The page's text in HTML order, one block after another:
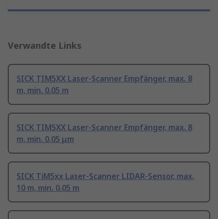
Verwandte Links
SICK TIM5XX Laser-Scanner Empfänger, max. 8
m, min. 0.05 m
SICK TIM5XX Laser-Scanner Empfänger, max. 8
m, min. 0.05 μm
SICK TiM5xx Laser-Scanner LIDAR-Sensor, max.
10 m, min. 0.05 m